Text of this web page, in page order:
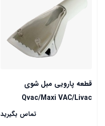
قطعه پارویی مبل شوی
Qvac/Maxi VAC/Livac
تماس بگیرید